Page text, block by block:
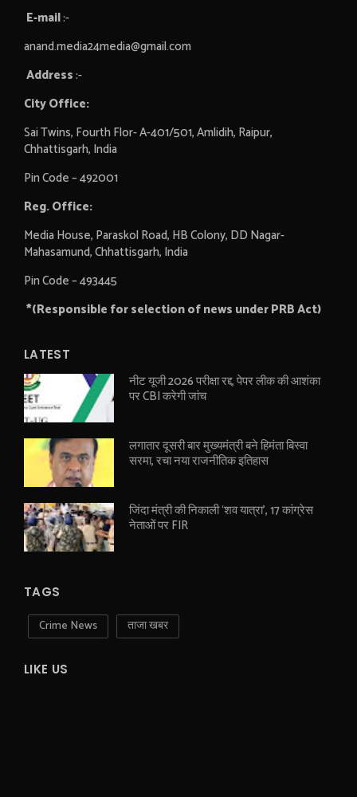
E-mail:-
anand.media24media@gmail.com
Address:-
City Office:
Sai Twins, Fourth Flor- A-401/501, Amlidih, Raipur,
Chhattisgarh, India
Pin Code – 492001
Reg. Office:
Media House, Paraskol Road, HB Colony, DD Nagar-
Mahasamund, Chhattisgarh, India
Pin Code – 493445
*(Responsible for selection of news under PRB Act)
LATEST
नीट यूजी 2026 परीक्षा रद्द, पेपर लीक की आशंका
पर CBI करेगी जांच
लगातार दूसरी बार मुख्यमंत्री बने हिमंता बिस्वा
सरमा, रचा नया राजनीतिक इतिहास
जिंदा मंत्री की निकाली ‘शव यात्रा’, 17 कांग्रेस
नेताओं पर FIR
TAGS
Crime News ताजा खबर
LIKE US